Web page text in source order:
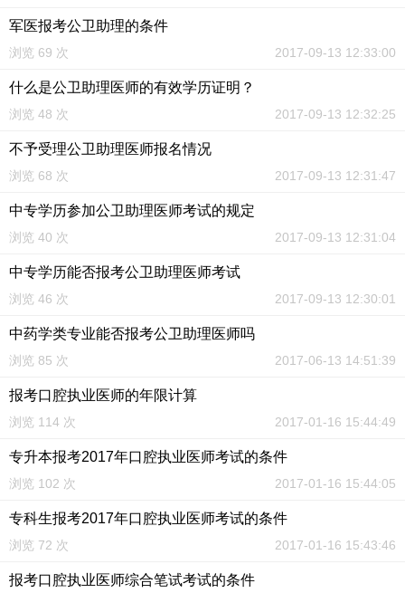
军医报考公卫助理的条件
浏览 69 次 2017-09-13 12:33:00
什么是公卫助理医师的有效学历证明？
浏览 48 次 2017-09-13 12:32:25
不予受理公卫助理医师报名情况
浏览 68 次 2017-09-13 12:31:47
中专学历参加公卫助理医师考试的规定
浏览 40 次 2017-09-13 12:31:04
中专学历能否报考公卫助理医师考试
浏览 46 次 2017-09-13 12:30:01
中药学类专业能否报考公卫助理医师吗
浏览 85 次 2017-06-13 14:51:39
报考口腔执业医师的年限计算
浏览 114 次 2017-01-16 15:44:49
专升本报考2017年口腔执业医师考试的条件
浏览 102 次 2017-01-16 15:44:05
专科生报考2017年口腔执业医师考试的条件
浏览 72 次 2017-01-16 15:43:46
报考口腔执业医师综合笔试考试的条件